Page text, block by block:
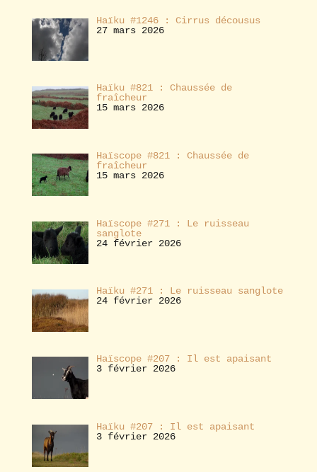
Haïku #1246 : Cirrus décousus
27 mars 2026
Haïku #821 : Chaussée de
fraîcheur
15 mars 2026
Haïscope #821 : Chaussée de
fraîcheur
15 mars 2026
Haïscope #271 : Le ruisseau
sanglote
24 février 2026
Haïku #271 : Le ruisseau sanglote
24 février 2026
Haïscope #207 : Il est apaisant
3 février 2026
Haïku #207 : Il est apaisant
3 février 2026